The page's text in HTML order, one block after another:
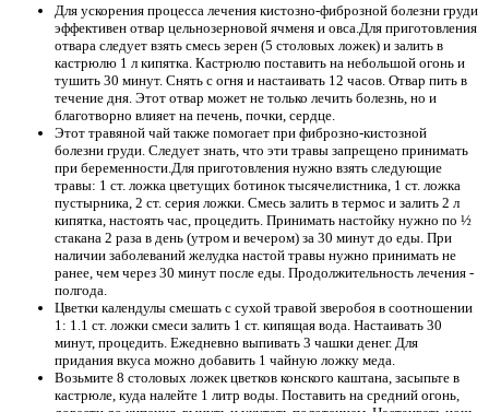
Для ускорения процесса лечения кистозно-фиброзной болезни груди
эффективен отвар цельнозерновой ячменя и овса.Для приготовления
отвара следует взять смесь зерен (5 столовых ложек) и залить в
кастрюлю 1 л кипятка. Кастрюлю поставить на небольшой огонь и
тушить 30 минут. Снять с огня и настаивать 12 часов. Отвар пить в
течение дня. Этот отвар может не только лечить болезнь, но и
благотворно влияет на печень, почки, сердце.
Этот травяной чай также помогает при фиброзно-кистозной
болезни груди. Следует знать, что эти травы запрещено принимать
при беременности.Для приготовления нужно взять следующие
травы: 1 ст. ложка цветущих ботинок тысячелистника, 1 ст. ложка
пустырника, 2 ст. серия ложки. Смесь залить в термос и залить 2 л
кипятка, настоять час, процедить. Принимать настойку нужно по ½
стакана 2 раза в день (утром и вечером) за 30 минут до еды. При
наличии заболеваний желудка настой травы нужно принимать не
ранее, чем через 30 минут после еды. Продолжительность лечения -
полгода.
Цветки календулы смешать с сухой травой зверобоя в соотношении
1: 1.1 ст. ложки смеси залить 1 ст. кипящая вода. Настаивать 30
минут, процедить. Ежедневно выпивать 3 чашки денег. Для
придания вкуса можно добавить 1 чайную ложку меда.
Возьмите 8 столовых ложек цветков конского каштана, засыпьте в
кастрюле, куда налейте 1 литр воды. Поставить на средний огонь,